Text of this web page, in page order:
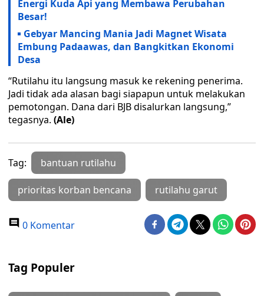
Energi Kuda Api yang Membawa Perubahan
Besar!
Gebyar Mancing Mania Jadi Magnet Wisata
Embung Padaawas, dan Bangkitkan Ekonomi
Desa
“Rutilahu itu langsung masuk ke rekening penerima.
Jadi tidak ada alasan bagi siapapun untuk melakukan
pemotongan. Dana dari BJB disalurkan langsung,”
tegasnya. (Ale)
Tag: bantuan rutilahu
prioritas korban bencana rutilahu garut
0 Komentar
Tag Populer